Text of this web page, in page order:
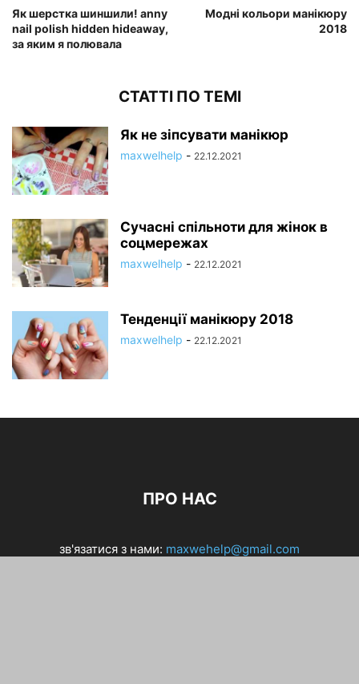
Як шерстка шиншили! anny
nail polish hidden hideaway,
за яким я полювала
Модні кольори манікюру
2018
СТАТТІ ПО ТЕМІ
Як не зіпсувати манікюр
maxwelhelp - 22.12.2021
Сучасні спільноти для жінок в
соцмережах
maxwelhelp - 22.12.2021
Тенденції манікюру 2018
maxwelhelp - 22.12.2021
ПРО НАС
зв'язатися з нами: maxwehelp@gmail.com